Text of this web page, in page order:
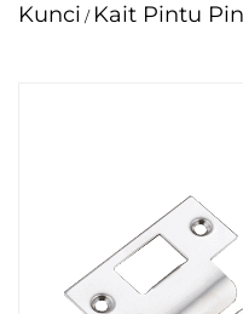
Kunci / Kait Pintu